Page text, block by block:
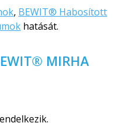
, BEWIT® Habosított
hatását.
MIRHA